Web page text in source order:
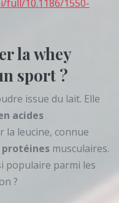
full/10.1186/1550-
la whey
sport ?
issue du lait. Elle
acides
la leucine, connue
protéines musculaires.
populaire parmi les
?